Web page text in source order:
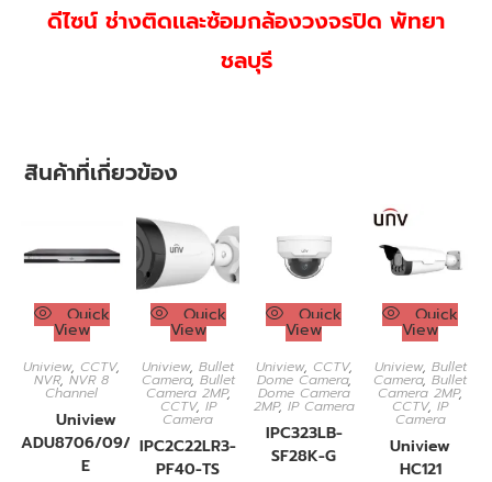
ดีไซน์ ช่างติดเเละซ้อมกล้องวงจรปิด พัทยา
ชลบุรี
สินค้าที่เกี่ยวข้อง
Quick
View
Uniview, CCTV,
NVR,NVR 8
Channel
Uniview
ADU8706/09/12-
E
Quick
View
Uniview,Bullet
Camera, Bullet
Camera 2MP,
CCTV, IP
Camera
IPC2C22LR3-
PF40-TS
Quick
View
Uniview, CCTV,
Dome Camera,
Dome Camera
2MP, IP Camera
IPC323LB-
SF28K-G
Quick
View
Uniview, Bullet
Camera,Bullet
Camera 2MP,
CCTV,IP
Camera
Uniview
HC121